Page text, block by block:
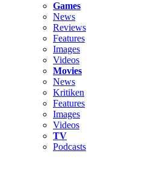
Games
News
Reviews
Features
Images
Videos
Movies
News
Kritiken
Features
Images
Videos
TV
Podcasts